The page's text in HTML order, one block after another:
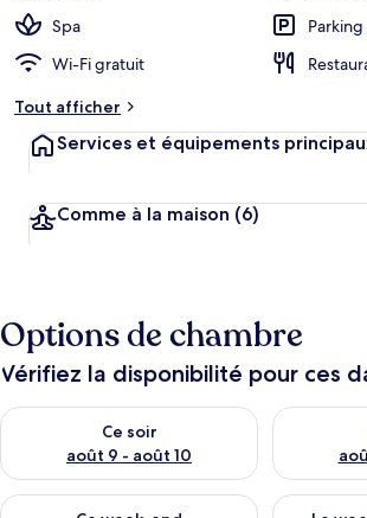
Spa
Wi-Fi gratuit
Tout afficher
Services et équipements
Comme à la maison (6)
Options de chambre
Vérifiez la disponibilité pour ces
Ce soir
août 9 - août 10
Vérifier la disponibilité pour ce soir août 9 -
Vérifier la
Vérifier la disponibilité pour ce week-end
Vérifier la